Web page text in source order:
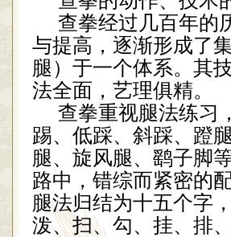
查拳经过几百年的
与提高，逐渐形成了
腿）于一个体系。其
法全面，艺理俱精。
查拳重视腿法练习
踢、低踩、斜踩、蹬
腿、旋风腿、鹞子脚
路中，错综而紧密的
腿法归结为十五个字
泼、扫、勾、挂、排